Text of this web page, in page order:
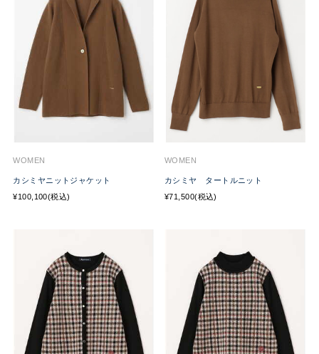
WOMEN
カシミヤニットジャケット
¥100,100(税込)
WOMEN
カシミヤ タートルニット
¥71,500(税込)